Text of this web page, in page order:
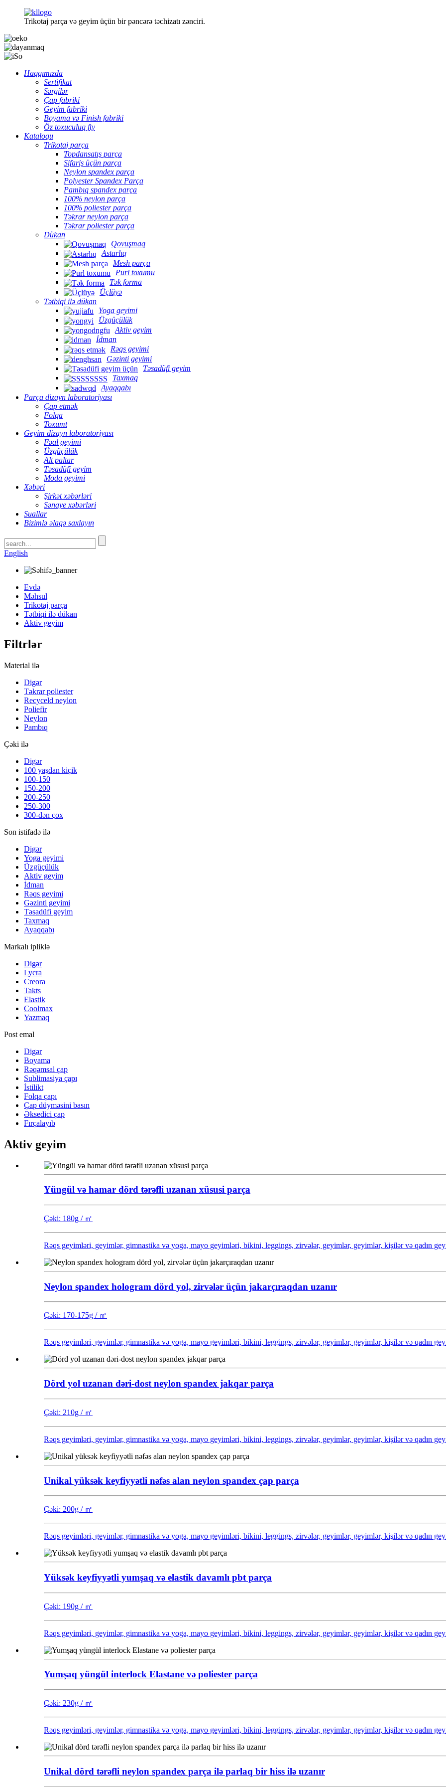
Trikotaj parça və geyim üçün bir pəncərə təchizatı zənciri.
Haqqımızda
Sertifikat
Sərgilər
Çap fabriki
Geyim fabriki
Boyama və Finish fabriki
Öz toxuculuq fty
Kataloqu
Trikotaj parça
Topdansatış parça
Sifariş üçün parça
Neylon spandex parça
Polyester Spandex Parça
Pambıq spandex parça
100% neylon parça
100% poliester parça
Təkrar neylon parça
Təkrar poliester parça
Dükan
Qovuşmaq
Astarlıq
Mesh parça
Purl toxumu
Tək forma
Üçlüyə
Tətbiqi ilə dükan
Yoga geyimi
Üzgüçülük
Aktiv geyim
İdman
Rəqs geyimi
Gəzinti geyimi
Təsadüfi geyim
Taxmaq
Ayaqqabı
Parça dizayn laboratoriyası
Çap etmək
Folqa
Toxumt
Geyim dizayn laboratoriyası
Fəal geyimi
Üzgüçülük
Alt paltar
Təsadüfi geyim
Moda geyimi
Xəbəri
Şirkət xəbərləri
Sənaye xəbərləri
Suallar
Bizimlə əlaqə saxlayın
English
Evdə
Məhsul
Trikotaj parça
Tətbiqi ilə dükan
Aktiv geyim
Filtrlər
Material ilə
Digər
Təkrar poliester
Recyceld neylon
Poliefir
Neylon
Pambıq
Çəki ilə
Digər
100 yaşdan kiçik
100-150
150-200
200-250
250-300
300-dən çox
Son istifadə ilə
Digər
Yoga geyimi
Üzgüçülük
Aktiv geyim
İdman
Rəqs geyimi
Gəzinti geyimi
Təsadüfi geyim
Taxmaq
Ayaqqabı
Markalı ipliklə
Digər
Lycra
Creora
Takts
Elastik
Coolmax
Yazmaq
Post emal
Digər
Boyama
Rəqəmsal çap
Sublimasiya çapı
İstilikt
Folqa çapı
Çap düyməsini basın
Əksedici çap
Fırçalayıb
Aktiv geyim
Yüngül və hamar dörd tərəfli uzanan xüsusi parça
Çəki: 180g / ㎡
Rəqs geyimləri, geyimlər, gimnastika və yoga, mayo geyimləri, bikini, leggings, zirvələr, geyimlər, geyimlər, kişilər və qadın
Neylon spandex hologram dörd yol, zirvələr üçün jakarçıraqdan uzanır
Çəki: 170-175g / ㎡
Rəqs geyimləri, geyimlər, gimnastika və yoga, mayo geyimləri, bikini, leggings, zirvələr, geyimlər, geyimlər, kişilər və qadın
Dörd yol uzanan dəri-dost neylon spandex jakqar parça
Çəki: 210g / ㎡
Rəqs geyimləri, geyimlər, gimnastika və yoga, mayo geyimləri, bikini, leggings, zirvələr, geyimlər, geyimlər, kişilər və qadın
Unikal yüksək keyfiyyətli nəfəs alan neylon spandex çap parça
Çəki: 200g / ㎡
Rəqs geyimləri, geyimlər, gimnastika və yoga, mayo geyimləri, bikini, leggings, zirvələr, geyimlər, geyimlər, kişilər və qadın
Yüksək keyfiyyətli yumşaq və elastik davamlı pbt parça
Çəki: 190g / ㎡
Rəqs geyimləri, geyimlər, gimnastika və yoga, mayo geyimləri, bikini, leggings, zirvələr, geyimlər, geyimlər, kişilər və qadın
Yumşaq yüngül interlock Elastane və poliester parça
Çəki: 230g / ㎡
Rəqs geyimləri, geyimlər, gimnastika və yoga, mayo geyimləri, bikini, leggings, zirvələr, geyimlər, geyimlər, kişilər və qadın
Unikal dörd tərəfli neylon spandex parça ilə parlaq bir hiss ilə uzanır